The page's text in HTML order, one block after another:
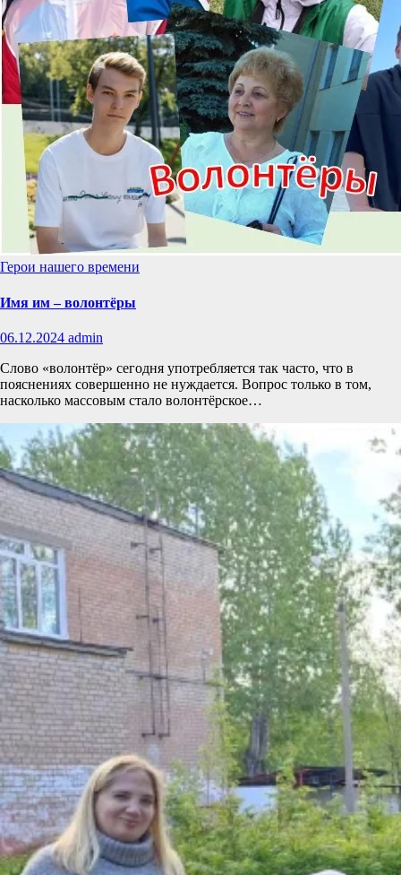
Герои нашего времени
Имя им – волонтёры
06.12.2024 admin
Слово «волонтёр» сегодня употребляется так часто, что в
пояснениях совершенно не нуждается. Вопрос только в том,
насколько массовым стало волонтёрское…